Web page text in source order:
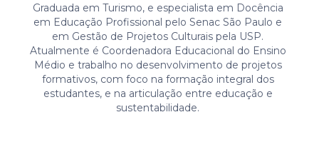
Graduada em Turismo, e especialista em Docência
em Educação Profissional pelo Senac São Paulo e
em Gestão de Projetos Culturais pela USP.
Atualmente é Coordenadora Educacional do Ensino
Médio e trabalho no desenvolvimento de projetos
formativos, com foco na formação integral dos
estudantes, e na articulação entre educação e
sustentabilidade.